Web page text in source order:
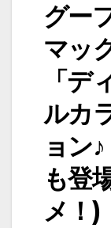
グー
マッ
「デ
ルカ
ョン
も登
メ！)